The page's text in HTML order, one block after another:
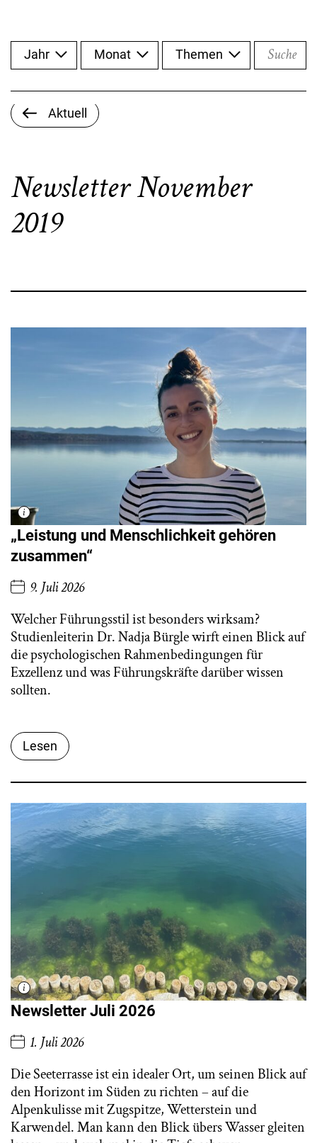
Aktuell
Newsletter November
2019
Jahr Monat Themen Suche
„Leistung und Menschlichkeit gehören
zusammen“
9. Juli 2026
Welcher Führungsstil ist besonders wirksam?
Studienleiterin Dr. Nadja Bürgle wirft einen Blick auf
die psychologischen Rahmenbedingungen für
Exzellenz und was Führungskräfte darüber wissen
sollten.
Lesen
Newsletter Juli 2026
1. Juli 2026
Die Seeterrasse ist ein idealer Ort, um seinen Blick auf
den Horizont im Süden zu richten – auf die
Alpenkulisse mit Zugspitze, Wetterstein und
Karwendel. Man kann den Blick übers Wasser gleiten